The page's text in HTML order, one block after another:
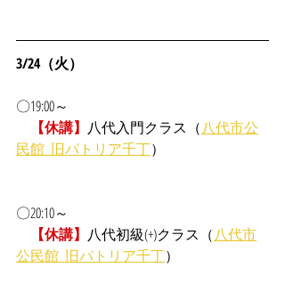
3/24（火）
〇19:00～
【休講】 八代入門クラス（八代市公
民館_旧パトリア千丁）
〇20:10～
【休講】 八代初級(+)クラス（八代市
公民館_旧パトリア千丁）